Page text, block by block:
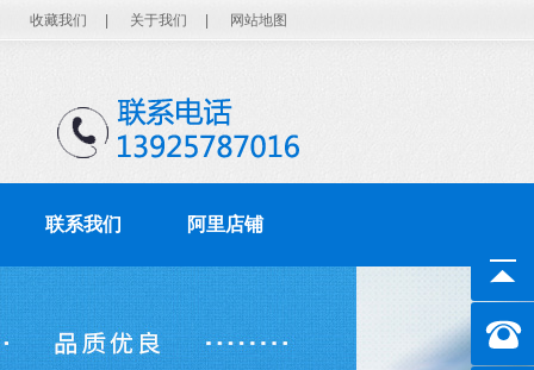
收藏我们 关于我们 网站地图
联系我们 阿里店铺